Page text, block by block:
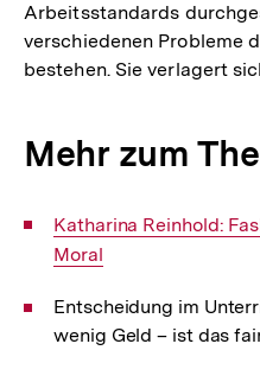
Arbeitsstandards
verschiedenen Probleme
bestehen. Sie verlagert
Mehr zum
Interner
Link:
Katharina Reinhold:
Moral
Entscheidung im
wenig Geld – ist das